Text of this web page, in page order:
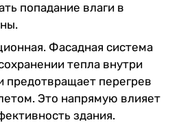
попадание влаги в
Фасадная система
тепла внутри
предотвращает перегрев
Это напрямую влияет
здания.